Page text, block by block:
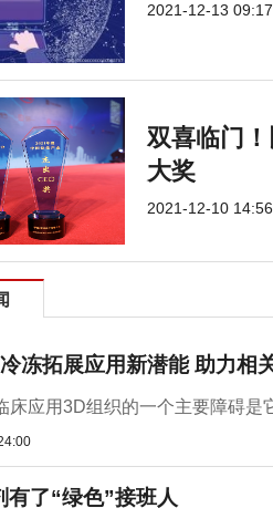
2021-12-13
双喜临门
大奖
2021-12-10
冻拓展应用新潜能 助力相
床应用3D组织的一个主要障碍
有了“绿色”接班人